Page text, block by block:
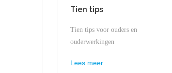
Tien tips
Tien tips voor ouders en
ouderwerkingen
Lees meer